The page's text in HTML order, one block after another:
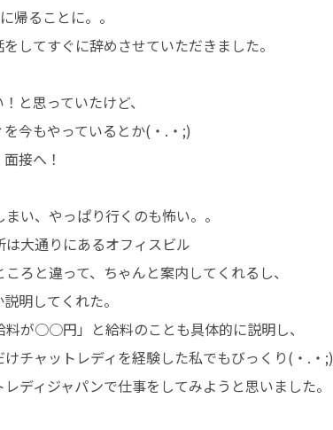
帰ることに。。
してすぐに辞めさせていただきました。
と思っていたけど、
今もやっているとか(・.・;)
接へ！
い、やっぱり行くのも怖い。。
大通りにあるオフィスビル
ろと違って、ちゃんと案内してくれるし、
明してくれた。
料が○○円」と給料のことも具体的に説明し、
チャットレディを経験した私でもびっくり(・.・;)
ディジャパンで仕事をしてみようと思いました。